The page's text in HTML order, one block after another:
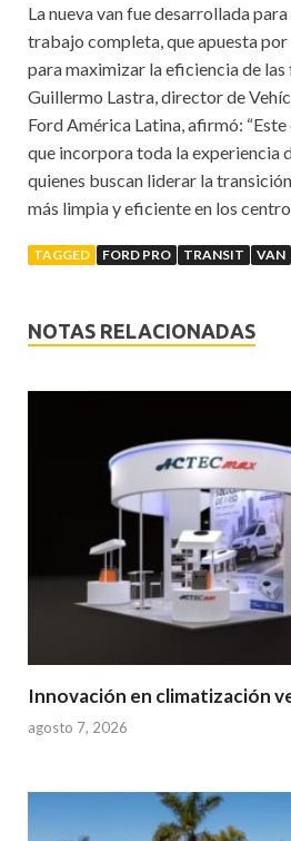
La nueva van fue desarrollada
trabajo completa, que apuesta
para maximizar la eficiencia de las
Guillermo Lastra, director de
Ford América Latina, afirmó:
que incorpora toda la experiencia
quienes buscan liderar la
más limpia y eficiente en los
TAGGED FORD PRO TRANSIT VAN
NOTAS RELACIONADAS
Innovación en climatización
agosto 7, 2026